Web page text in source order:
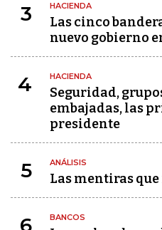
3 HACIENDA
Las cinco
nuevo gobierno
4 HACIENDA
Seguridad,
embajadas, las
presidente
5 ANÁLISIS
Las mentiras
6 BANCOS